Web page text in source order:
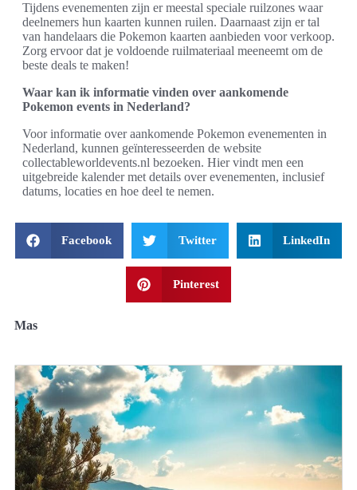
Tijdens evenementen zijn er meestal speciale ruilzones waar
deelnemers hun kaarten kunnen ruilen. Daarnaast zijn er tal
van handelaars die Pokemon kaarten aanbieden voor verkoop.
Zorg ervoor dat je voldoende ruilmateriaal meeneemt om de
beste deals te maken!
Waar kan ik informatie vinden over aankomende
Pokemon events in Nederland?
Voor informatie over aankomende Pokemon evenementen in
Nederland, kunnen geïnteresseerden de website
collectableworldevents.nl bezoeken. Hier vindt men een
uitgebreide kalender met details over evenementen, inclusief
datums, locaties en hoe deel te nemen.
Facebook Twitter LinkedIn
Pinterest
Mas